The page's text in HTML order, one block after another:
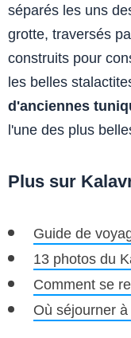
séparés les uns
grotte, traversés
construits pour
les belles
d'anciennes
l'une des plus
Plus sur
Guide de
13 photos du
Comment se
Où séjourner